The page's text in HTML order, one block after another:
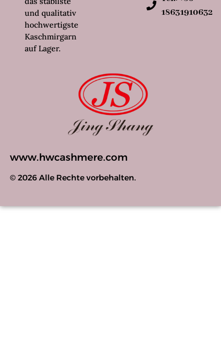
www.hwcashmere.com
© 2026 Alle Rechte vorbehalten.
18631910632
und qualitativ
hochwertigste
Kaschmirgarn
auf Lager.